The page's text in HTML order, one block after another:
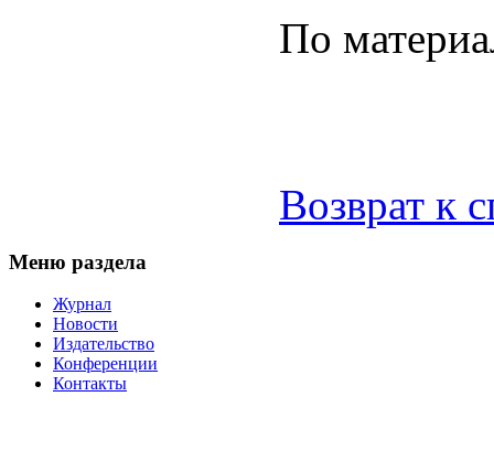
По
Возврат к
Меню раздела
Журнал
Новости
Издательство
Конференции
Контакты